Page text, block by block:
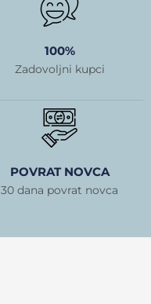
100%
Zadovoljni kupci
POVRAT NOVCA
30 dana povrat novca